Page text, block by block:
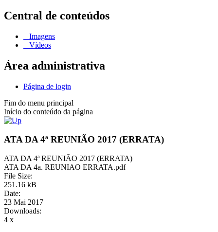
Central de conteúdos
Imagens
Vídeos
Área administrativa
Página de login
Fim do menu principal
Início do conteúdo da página
ATA DA 4ª REUNIÃO 2017 (ERRATA)
ATA DA 4ª REUNIÃO 2017 (ERRATA)
ATA DA 4a. REUNIAO ERRATA.pdf
File Size:
251.16 kB
Date:
23 Mai 2017
Downloads:
4 x